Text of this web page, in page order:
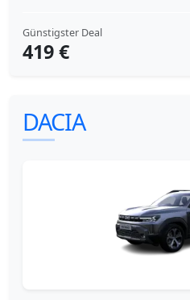
Günstigster Deal
419 €
DACIA